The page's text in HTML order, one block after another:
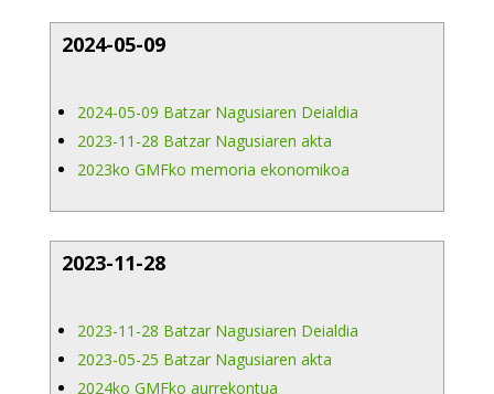
2024-05-09
2024-05-09 Batzar Nagusiaren Deialdia
2023-11-28 Batzar Nagusiaren akta
2023ko GMFko memoria ekonomikoa
2023-11-28
2023-11-28 Batzar Nagusiaren Deialdia
2023-05-25 Batzar Nagusiaren akta
2024ko GMFko aurrekontua